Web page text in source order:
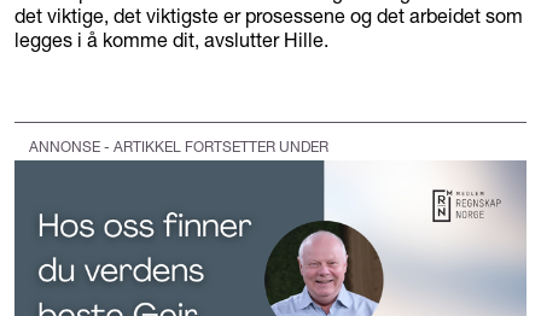
det viktige, det viktigste er prosessene og det arbeidet som
legges i å komme dit, avslutter Hille.
ANNONSE - ARTIKKEL FORTSETTER UNDER